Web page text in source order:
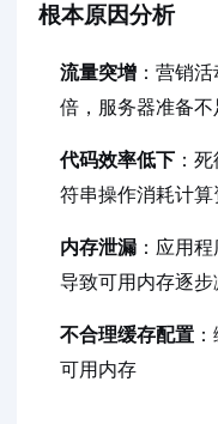
根本原因分析
流量突增 ：营销
倍，服务器准备不
代码效率低下 ：
符串操作消耗计算
内存泄漏 ：应用
导致可用内存逐步
不合理缓存配置
可用内存